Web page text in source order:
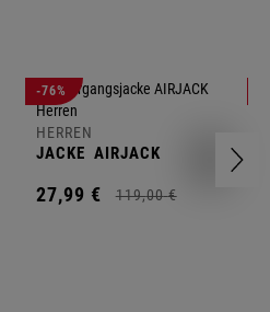
-76%
HERREN
JACKE AIRJACK
27,99 € 119,00 €